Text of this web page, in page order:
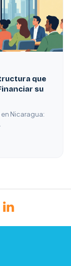
que
su
Nicaragua: